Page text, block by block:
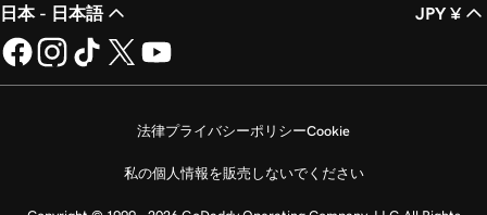
日本 - 日本語 JPY ¥
法律プライバシーポリシーCookie
私の個人情報を販売しないでください